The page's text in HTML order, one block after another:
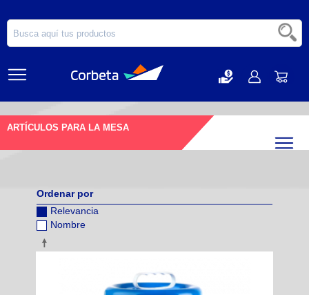
ARTÍCULOS PARA LA MESA
Ordenar por
Relevancia
Nombre